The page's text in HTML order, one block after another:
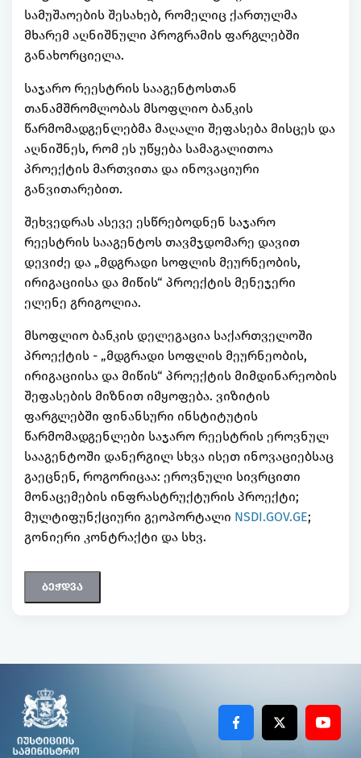
სამუშაოების შესახებ, რომელიც ქართულმა
მხარემ აღნიშნული პროგრამის ფარგლებში
განახორციელა.
საჯარო რეესტრის სააგენტოსთან
თანამშრომლობას მსოფლიო ბანკის
წარმომადგენლებმა მაღალი შეფასება მისცეს და
აღნიშნეს, რომ ეს უწყება სამაგალითოა
პროექტის მართვითა და ინოვაციური
განვითარებით.
შეხვედრას ასევე ესწრებოდნენ საჯარო
რეესტრის სააგენტოს თავმჯდომარე დავით
დევიძე და „მდგრადი სოფლის მეურნეობის,
ირიგაციისა და მიწის“ პროექტის მენეჯერი
ელენე გრიგოლია.
მსოფლიო ბანკის დელეგაცია საქართველოში
პროექტის - „მდგრადი სოფლის მეურნეობის,
ირიგაციისა და მიწის“ პროექტის მიმდინარეობის
შეფასების მიზნით იმყოფება. ვიზიტის
ფარგლებში ფინანსური ინსტიტუტის
წარმომადგენლები საჯარო რეესტრის ეროვნულ
სააგენტოში დანერგილ სხვა ისეთ ინოვაციებსაც
გაეცნენ, როგორიცაა: ეროვნული სივრცითი
მონაცემების ინფრასტრუქტურის პროექტი;
მულტიფუნქციური გეოპორტალი NSDI.GOV.GE;
გონიერი კონტრაქტი და სხვ.